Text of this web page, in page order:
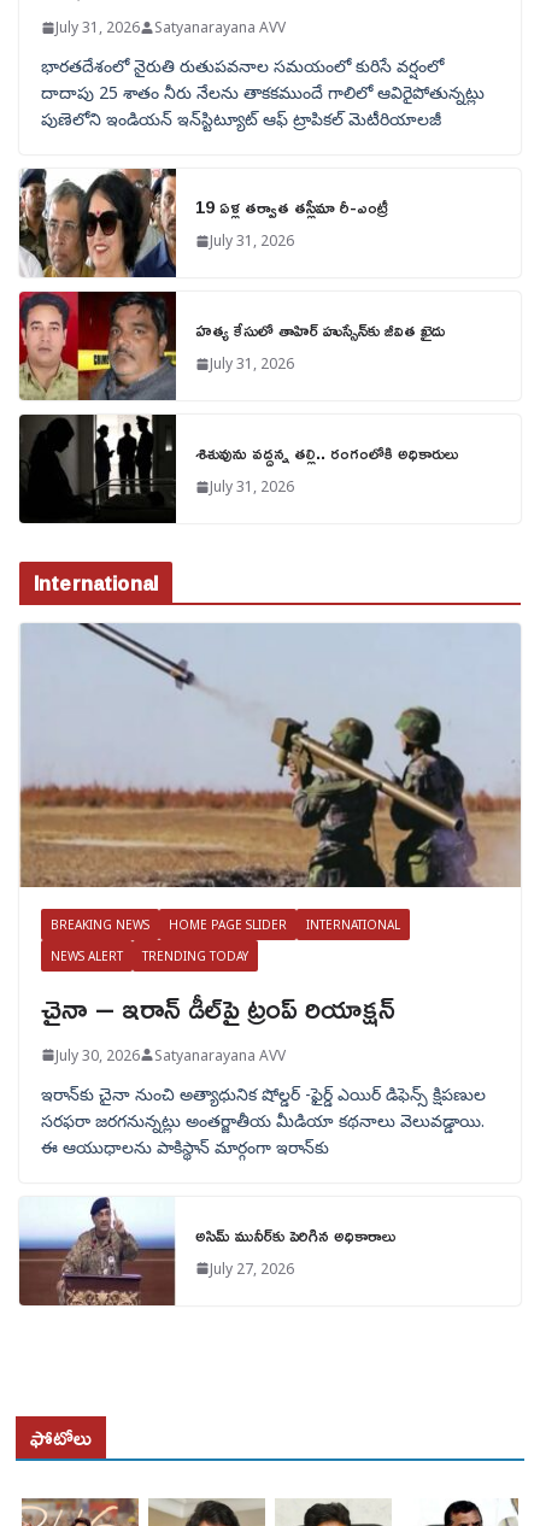
July 31, 2026 Satyanarayana AVV
భారతదేశంలో నైరుతి రుతుపవనాల సమయంలో కురిసే వర్షంలో
దాదాపు 25 శాతం నీరు నేలను తాకకముందే గాలిలో ఆవిరైపోతున్నట్లు
పుణెలోని ఇండియన్ ఇన్‌స్టిట్యూట్ ఆఫ్ ట్రాపికల్ మెటీరియాలజీ
19 ఏళ్ల తర్వాత తస్లీమా రీ-ఎంట్రీ
July 31, 2026
హత్య కేసులో తాహిర్ హుస్సేన్‌కు జీవిత ఖైదు
July 31, 2026
శిశువును వద్దన్న తల్లి.. రంగంలోకి అధికారులు
July 31, 2026
International
BREAKING NEWS HOME PAGE SLIDER
INTERNATIONAL
NEWS ALERT
TRENDING TODAY
చైనా – ఇరాన్ డీల్‌పై ట్రంప్ రియాక్షన్
July 30, 2026 Satyanarayana AVV
ఇరాన్‌కు చైనా నుంచి అత్యాధునిక షోల్డర్‌ -ఫైర్డ్ ఎయిర్ డిఫెన్స్ క్షిపణుల
సరఫరా జరగనున్నట్లు అంతర్జాతీయ మీడియా కథనాలు వెలువడ్డాయి.
ఈ ఆయుధాలను పాకిస్థాన్‌ మార్గంగా ఇరాన్‌కు
అసిమ్ మునీర్‌కు పెరిగిన అధికారాలు
July 27, 2026
ఫోటోలు